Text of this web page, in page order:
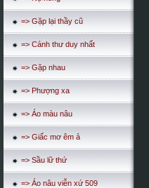
=> Gặp lại thầy cũ
=> Cánh thư duy nhất
=> Gặp nhau
=> Phượng xa
=> Áo màu nâu
=> Giấc mơ êm ả
=> Sầu lữ thứ
=> Áo nâu viễn xứ 509